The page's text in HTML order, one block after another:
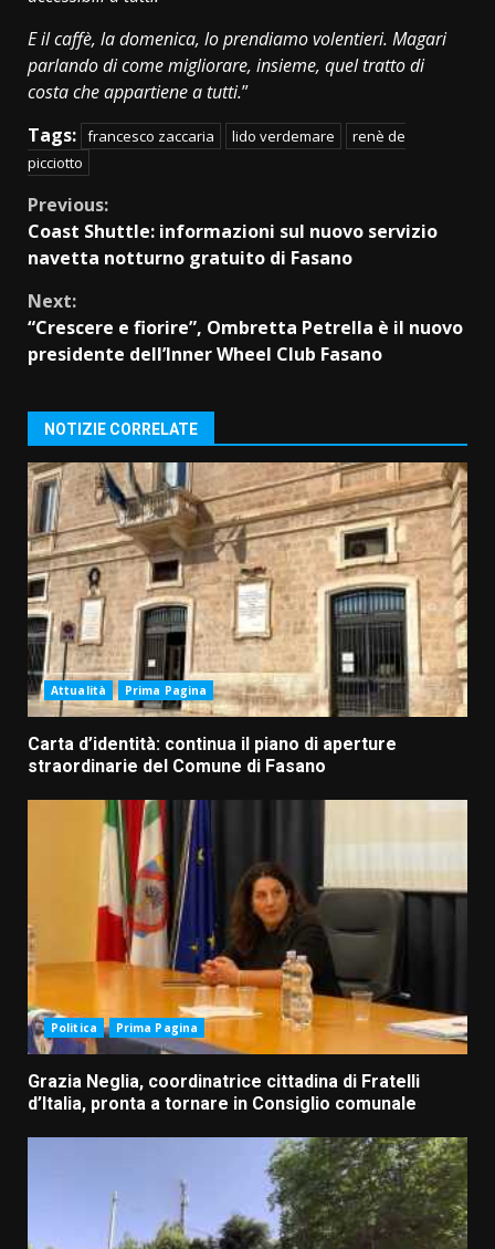
E il caffè, la domenica, lo prendiamo volentieri. Magari
parlando di come migliorare, insieme, quel tratto di
costa che appartiene a tutti.”
Tags: francesco zaccaria lido verdemare
renè de
picciotto
Continue
Reading
Previous:
Coast Shuttle: informazioni sul nuovo servizio
navetta notturno gratuito di Fasano
Next:
“Crescere e fiorire”, Ombretta Petrella è il nuovo
presidente dell’Inner Wheel Club Fasano
NOTIZIE CORRELATE
Attualità Prima Pagina
Carta d’identità: continua il piano di aperture
straordinarie del Comune di Fasano
Politica Prima Pagina
Grazia Neglia, coordinatrice cittadina di Fratelli
d’Italia, pronta a tornare in Consiglio comunale